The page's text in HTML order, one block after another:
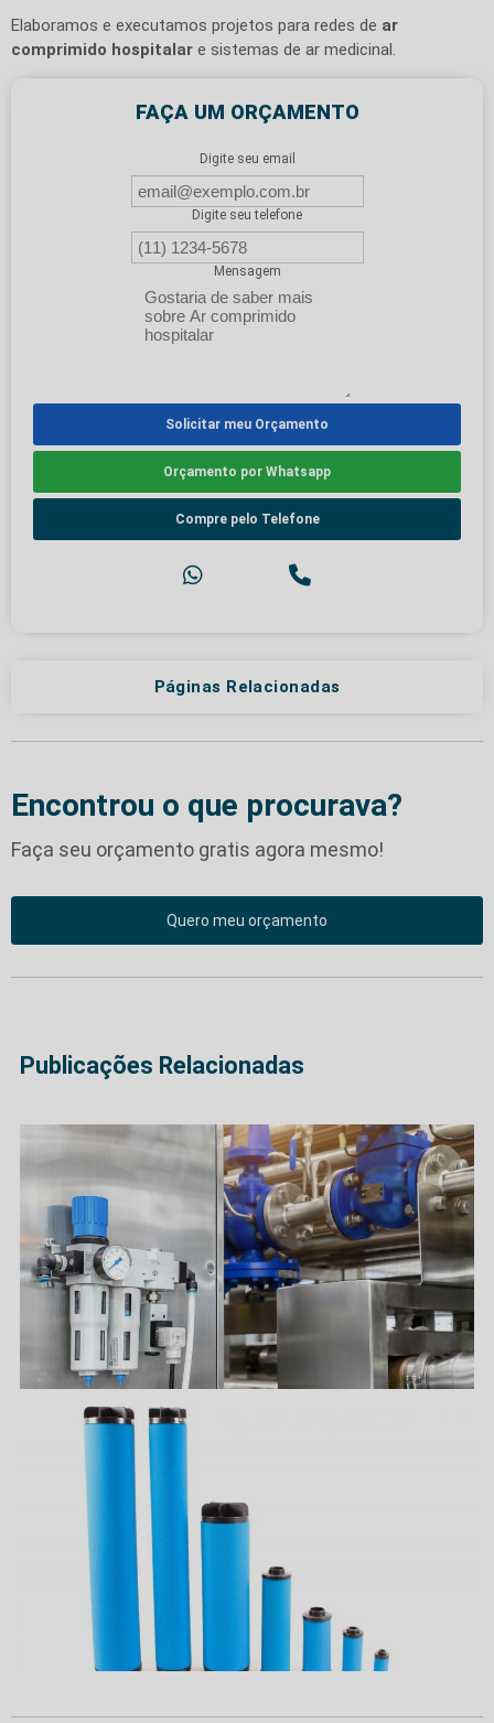
Elaboramos e executamos projetos para redes de ar
comprimido hospitalar e sistemas de ar medicinal.
FAÇA UM ORÇAMENTO
Digite seu email
Digite seu telefone
Mensagem
Solicitar meu Orçamento
Orçamento por Whatsapp
Compre pelo Telefone
Páginas Relacionadas
Encontrou o que procurava?
Faça seu orçamento gratis agora mesmo!
Quero meu orçamento
Publicações Relacionadas